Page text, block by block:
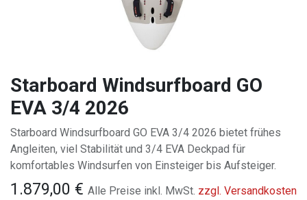
Starboard Windsurfboard GO
EVA 3/4 2026
Starboard Windsurfboard GO EVA 3/4 2026 bietet frühes
Angleiten, viel Stabilität und 3/4 EVA Deckpad für
komfortables Windsurfen von Einsteiger bis Aufsteiger.
1.879,00 € Alle Preise inkl. MwSt. zzgl. Versandkosten